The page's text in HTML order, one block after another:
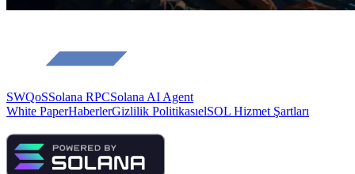
SWQoSSolana RPCSolana AI Agent
White PaperHaberlerGizlilik PolitikasıelSOL Hizmet Şartları